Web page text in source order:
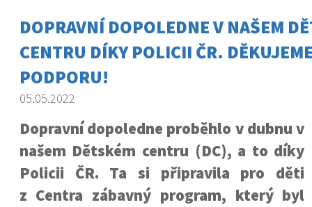
DOPRAVNÍ DOPOLEDNE V NAŠEM
CENTRU DÍKY POLICII ČR.
PODPORU!
05.05.2022
Dopravní dopoledne proběhlo v dubnu v
našem Dětském centru (DC), a to díky
Policii ČR. Ta si připravila pro děti
z Centra zábavný program, který byl